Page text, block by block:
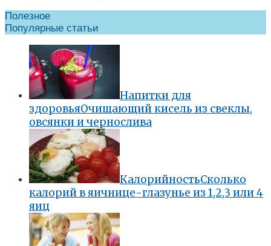
Полезное
Популярные статьи
Напитки для
здоровьяОчищающий кисель из свеклы,
овсянки и чернослива
КалорийностьСколько
калорий в яичнице-глазунье из 1,2,3 или 4
яиц